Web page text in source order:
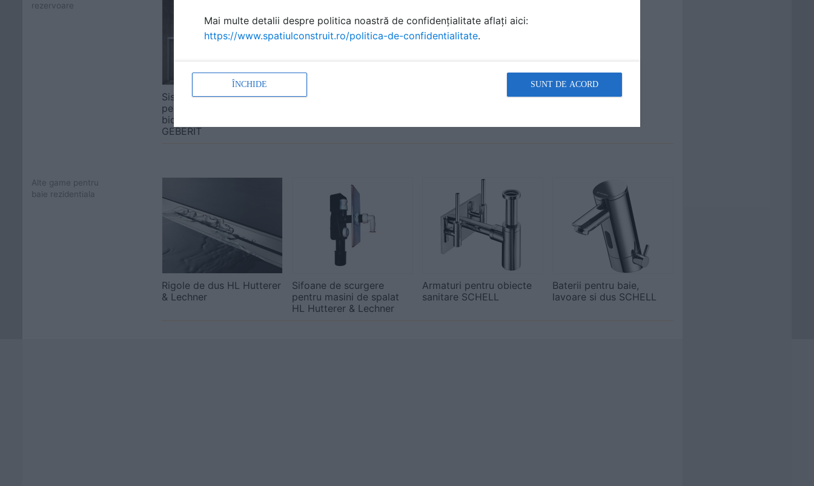
rezervoare
Sisteme incastrabile
pentru WC, pisoare,
bideuri si lavoare
GEBERIT
Alte game pentru
baie rezidentiala
Rigole de dus HL Hutterer
& Lechner
Sifoane de scurgere
pentru masini de spalat
HL Hutterer & Lechner
Armaturi pentru obiecte
sanitare SCHELL
Baterii pentru baie,
lavoare si dus SCHELL
Mai multe detalii despre politica noastră de confidențialitate aflați aici:
https://www.spatiulconstruit.ro/politica-de-confidentialitate.
ÎNCHIDE SUNT DE ACORD